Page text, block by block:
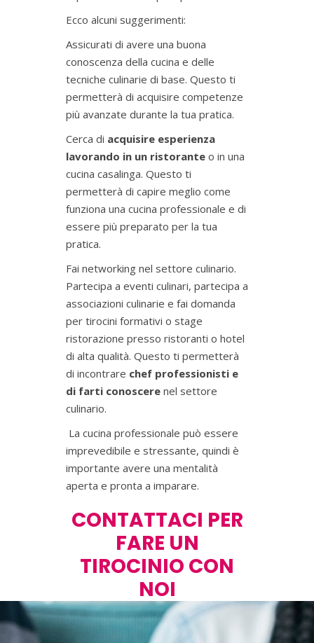
Ecco alcuni suggerimenti:
Assicurati di avere una buona
conoscenza della cucina e delle
tecniche culinarie di base. Questo ti
permetterà di acquisire competenze
più avanzate durante la tua pratica.
Cerca di acquisire esperienza
lavorando in un ristorante o in una
cucina casalinga. Questo ti
permetterà di capire meglio come
funziona una cucina professionale e di
essere più preparato per la tua
pratica.
Fai networking nel settore culinario.
Partecipa a eventi culinari, partecipa a
associazioni culinarie e fai domanda
per tirocini formativi o stage
ristorazione presso ristoranti o hotel
di alta qualità. Questo ti permetterà
di incontrare chef professionisti e
di farti conoscere nel settore
culinario.
La cucina professionale può essere
imprevedibile e stressante, quindi è
importante avere una mentalità
aperta e pronta a imparare.
CONTATTACI PER
FARE UN
TIROCINIO CON
NOI